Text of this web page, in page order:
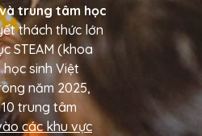
trung tâm học
thách thức lớn
STEAM (khoa
sinh Việt
năm 2025,
trung tâm
các khu vực